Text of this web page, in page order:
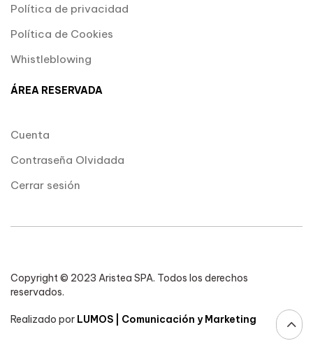
Política de privacidad
Política de Cookies
Whistleblowing
ÁREA RESERVADA
Cuenta
Contraseña Olvidada
Cerrar sesión
Copyright © 2023 Aristea SPA. Todos los derechos
reservados.
Realizado por LUMOS | Comunicación y Marketing